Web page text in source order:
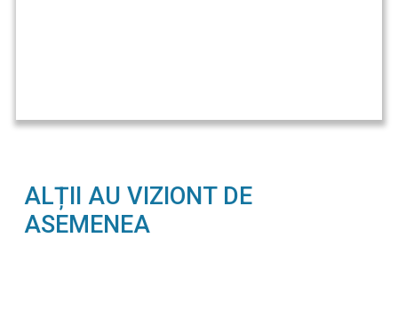
ALȚII AU VIZIONT DE
ASEMENEA